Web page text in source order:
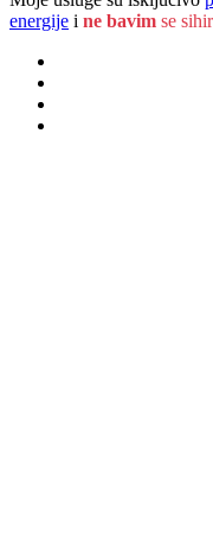
energije i ne bavim se